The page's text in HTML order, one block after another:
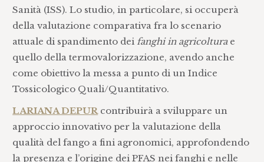
Sanità (ISS). Lo studio, in particolare, si occuperà
della valutazione comparativa fra lo scenario
attuale di spandimento dei fanghi in agricolturae
quello della termovalorizzazione, avendo anche
come obiettivo la messa a punto di un Indice
Tossicologico Quali/Quantitativo.
LARIANA DEPURcontribuirà a sviluppare un
approccio innovativo per la valutazione della
qualità del fango a fini agronomici, approfondendo
la presenza e l’origine dei PFAS nei fanghi e nelle